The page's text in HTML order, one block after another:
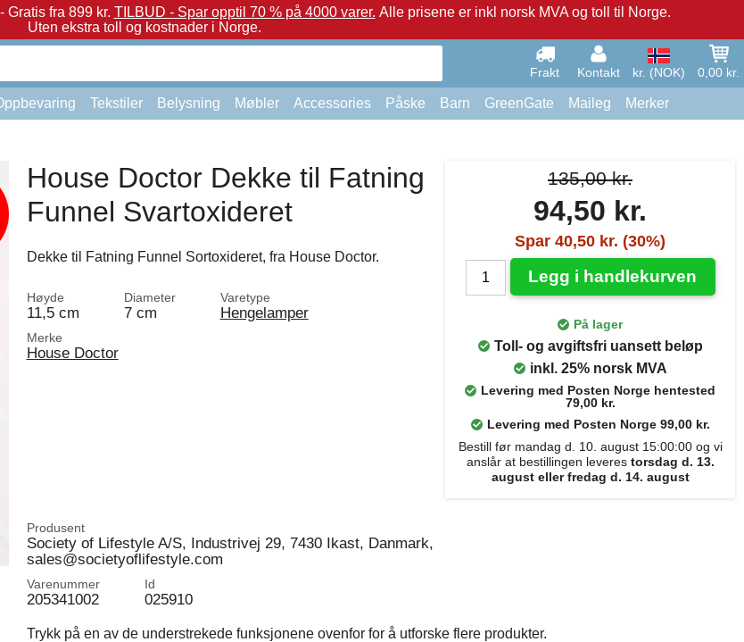
Gratis fra 899 kr. TILBUD - Spar opptil 70 % på 4000 varer. Alle prisene er inkl norsk MVA og toll til Norge.
Uten ekstra toll og kostnader i Norge.
Frakt Kontakt kr. (NOK) 0,00 kr.
Tekstiler Belysning Møbler Accessories Påske Barn GreenGate Maileg Merker
135,00 kr.
94,50 kr.
Spar 40,50 kr. (30%)
Legg i handlekurven
På lager
Toll- og avgiftsfri uansett beløp
inkl. 25% norsk MVA
Levering med Posten Norge hentested
79,00 kr.
Levering med Posten Norge 99,00 kr.
Bestill før mandag d. 10. august 15:00:00 og vi
anslår at bestillingen leveres torsdag d. 13.
august eller fredag d. 14. august
House Doctor Dekke til Fatning
Funnel Svartoxideret
Dekke til Fatning Funnel Sortoxideret, fra House Doctor.
Høyde
11,5 cm
Diameter
7 cm
Varetype
Hengelamper
Merke
House Doctor
Produsent
Society of Lifestyle A/S, Industrivej 29, 7430 Ikast, Danmark,
sales@societyoflifestyle.com
Varenummer
205341002
Id
025910
Trykk på en av de understrekede funksjonene ovenfor for å utforske flere produkter.